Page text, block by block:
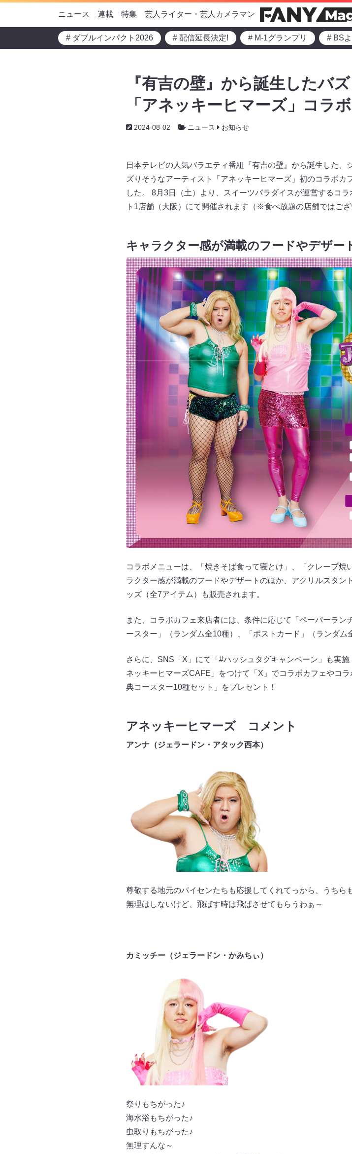
ニュース 連載 特集 芸人ライター・芸人カメラマン
# ダブルインパクト2026 # 配信延長決定! # M-1グランプリ # BS
『有吉の壁』から誕生したバ
「アネッキーヒマーズ」コラ
2024-08-02 ニュース お知らせ
日本テレビの人気バラエティ番組『有吉の壁』から誕生した
ズりそうなアーティスト「アネッキーヒマーズ」初のコラボ
した。 8月3日（土）より、スイーツパラダイスが運営するコ
ト1店舗（大阪）にて開催されます（※食べ放題の店舗ではござ
キャラクター感が満載のフードやデザー
コラボメニューは、「焼きそば食って寝とけ」、「クレープ
ラクター感が満載のフードやデザートのほか、アクリルスタ
ッズ（全7アイテム）も販売されます。
また、コラボカフェ来店者には、条件に応じて「ペーパーラ
ースター」（ランダム全10種）、「ポストカード」（ランダム
さらに、SNS「X」にて「#ハッシュタグキャンペーン」も実
ネッキーヒマーズCAFE」をつけて「X」でコラボカフェやコ
典コースター10種セット」をプレセント！
アネッキーヒマーズ コメント
アンナ（ジェラードン・アタック西本）
尊敬する地元のパイセンたちも応援してくれてっから、うちら
無理はしないけど、飛ばす時は飛ばさせてもらうわぁ～
カミッチー（ジェラードン・かみちぃ）
祭りもちがった♪
海水浴もちがった♪
虫取りもちがった♪
無理すんな～